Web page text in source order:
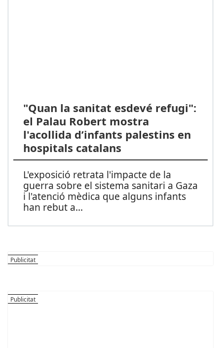
"Quan la sanitat esdevé refugi":
el Palau Robert mostra
l'acollida d’infants palestins en
hospitals catalans
L'exposició retrata l'impacte de la
guerra sobre el sistema sanitari a Gaza
i l'atenció mèdica que alguns infants
han rebut a...